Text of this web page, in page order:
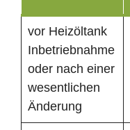
vor Heizöltank
Inbetriebnahme
oder nach einer
wesentlichen
Änderung